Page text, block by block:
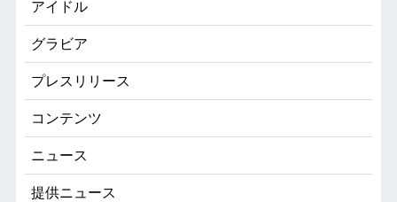
アイドル
グラビア
プレスリリース
コンテンツ
ニュース
提供ニュース